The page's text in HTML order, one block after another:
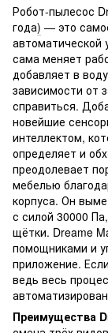
Робот-пылесос
года) — это
автоматической
сама меняет
добавляет в
зависимости от
справиться.
новейшие
интеллектом,
определяет и
преодолевает
мебелью
корпуса. Он
с силой 30000
щётки. Dreame
помощниками и
приложение.
ведь весь
Преимущества